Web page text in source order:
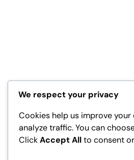
We respect your privacy
Cookies help us improve
analyze traffic. You can
ClickAccept Allto consent or